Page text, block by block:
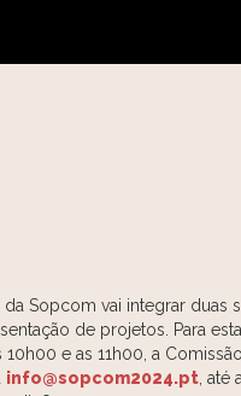
Sopcom vai integrar duas
de projetos. Para
e as 11h00, a
info@sopcom2024.pt ,